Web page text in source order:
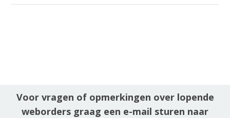
Voor vragen of opmerkingen over lopende
weborders graag een e-mail sturen naar